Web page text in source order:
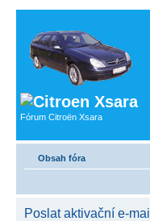
Fórum Citroën Xsara
Obsah fóra
Poslat aktivační e-mail